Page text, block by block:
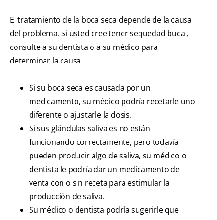
El tratamiento de la boca seca depende de la causa
del problema. Si usted cree tener sequedad bucal,
consulte a su dentista o a su médico para
determinar la causa.
Si su boca seca es causada por un
medicamento, su médico podría recetarle uno
diferente o ajustarle la dosis.
Si sus glándulas salivales no están
funcionando correctamente, pero todavía
pueden producir algo de saliva, su médico o
dentista le podría dar un medicamento de
venta con o sin receta para estimular la
producción de saliva.
Su médico o dentista podría sugerirle que